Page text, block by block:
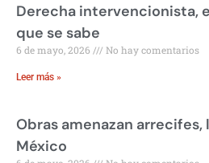
Derecha intervencionista,
que se sabe
6 de mayo, 2026 No hay comentarios
Leer más »
Obras amenazan arrecifes,
México